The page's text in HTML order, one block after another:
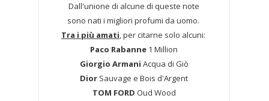
Dall'unione di alcune di queste note
sono nati i migliori profumi da uomo.
Tra i più amati, per citarne solo alcuni:
Paco Rabanne 1 Million
Giorgio Armani Acqua di Giò
Dior Sauvage e Bois d'Argent
TOM FORD Oud Wood